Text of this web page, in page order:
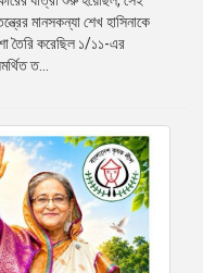
মানসকন্যা শেখ হাসিনাকে
তৈরি করেছিল ১/১১-এর
ত...